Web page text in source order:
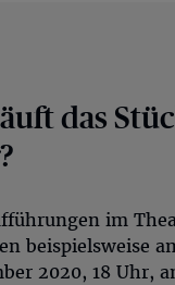
das
im
beispielsweise
2020, 18 Uhr,